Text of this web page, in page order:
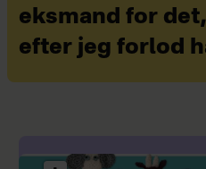
eksmand for
efter jeg forlod